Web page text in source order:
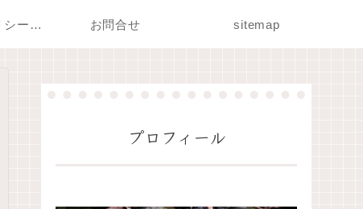
プライバシーポリシー・免責事項 お問合せ sitemap
プロフィール